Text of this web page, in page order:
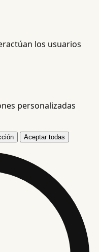
los usuarios
personalizadas
Aceptar todas